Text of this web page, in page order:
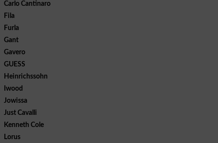
Carlo Cantinaro
Fila
Furla
Gant
Gavero
GUESS
Heinrichssohn
Iwood
Jowissa
Just Cavalli
Kenneth Cole
Lorus